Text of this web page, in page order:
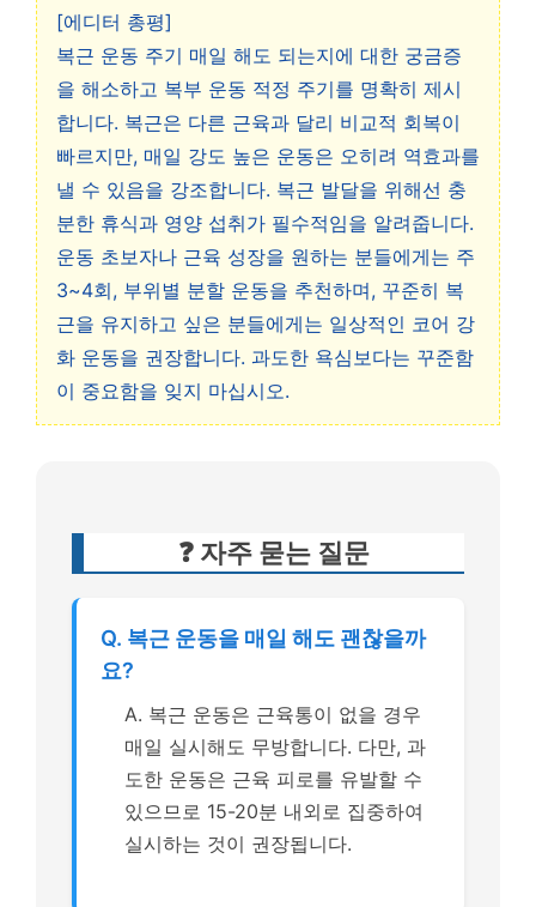
[에디터 총평]
복근 운동 주기 매일 해도 되는지에 대한 궁금증
을 해소하고 복부 운동 적정 주기를 명확히 제시
합니다. 복근은 다른 근육과 달리 비교적 회복이
빠르지만, 매일 강도 높은 운동은 오히려 역효과를
낼 수 있음을 강조합니다. 복근 발달을 위해선 충
분한 휴식과 영양 섭취가 필수적임을 알려줍니다.
운동 초보자나 근육 성장을 원하는 분들에게는 주
3~4회, 부위별 분할 운동을 추천하며, 꾸준히 복
근을 유지하고 싶은 분들에게는 일상적인 코어 강
화 운동을 권장합니다. 과도한 욕심보다는 꾸준함
이 중요함을 잊지 마십시오.
❓ 자주 묻는 질문
Q. 복근 운동을 매일 해도 괜찮을까
요?
A. 복근 운동은 근육통이 없을 경우
매일 실시해도 무방합니다. 다만, 과
도한 운동은 근육 피로를 유발할 수
있으므로 15-20분 내외로 집중하여
실시하는 것이 권장됩니다.